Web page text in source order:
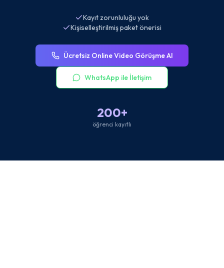
Kayıt zorunluluğu yok
Kişiselleştirilmiş paket önerisi
Ücretsiz Online Video Görüşme Al
WhatsApp ile İletişim
200+
öğrenci kayıtlı